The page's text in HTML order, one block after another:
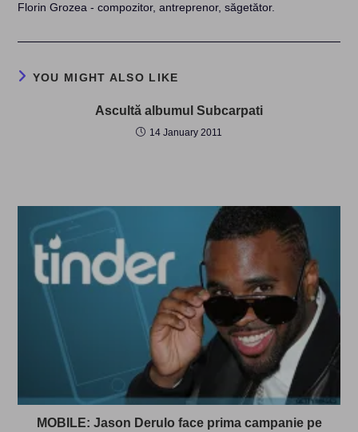
Florin Grozea - compozitor, antreprenor, săgetător.
YOU MIGHT ALSO LIKE
Ascultă albumul Subcarpati
14 January 2011
MOBILE: Jason Derulo face prima campanie pe